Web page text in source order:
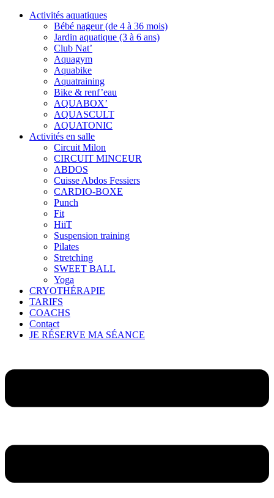
Activités aquatiques
Bébé nageur (de 4 à 36 mois)
Jardin aquatique (3 à 6 ans)
Club Nat’
Aquagym
Aquabike
Aquatraining
Bike & renf’eau
AQUABOX’
AQUASCULT
AQUATONIC
Activités en salle
Circuit Milon
CIRCUIT MINCEUR
ABDOS
Cuisse Abdos Fessiers
CARDIO-BOXE
Punch
Fit
HiiT
Suspension training
Pilates
Stretching
SWEET BALL
Yoga
CRYOTHÉRAPIE
TARIFS
COACHS
Contact
JE RÉSERVE MA SÉANCE